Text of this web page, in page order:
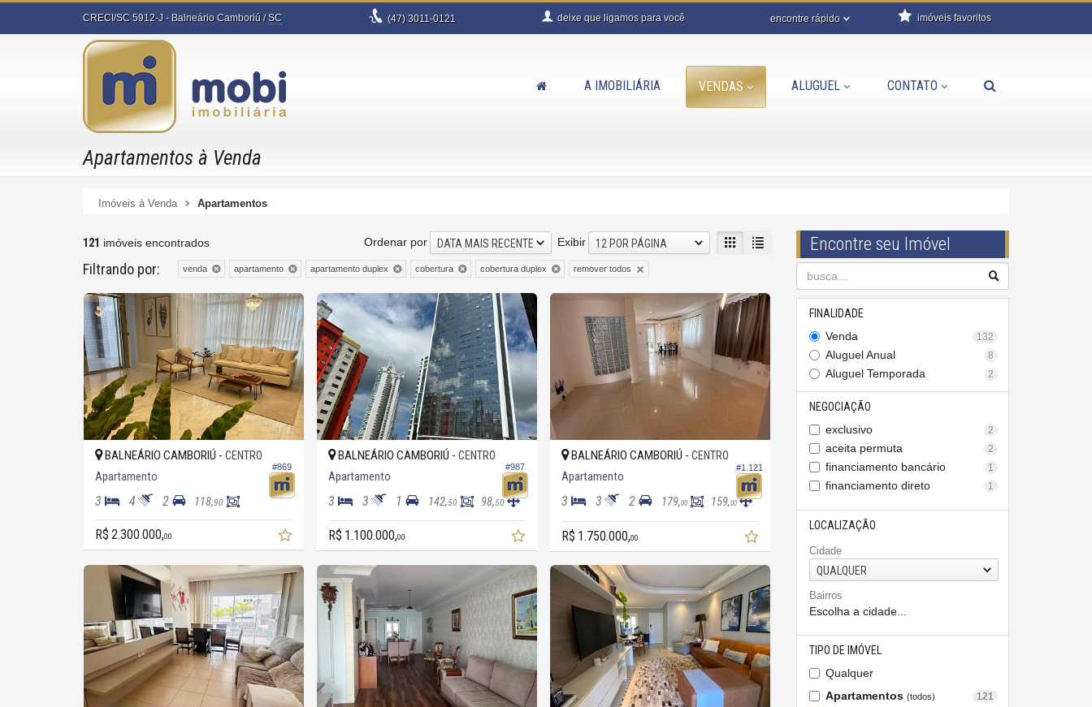
CRECI/SC 5912-J - Balneário Camboriú /SC (47)3011-0121 deixe que ligamos para você encontre rápido imóveis favoritos
A IMOBILIÁRIA VENDAS ALUGUEL CONTATO
Apartamentos à Venda
Imóveis à Venda Apartamentos
Encontre seu Imóvel
FINALIDADE
Venda
132
Aluguel Anual 8
Aluguel Temporada 2
NEGOCIAÇÃO
exclusivo
2
aceita permuta 2
financiamento bancário 1
financiamento direto 1
LOCALIZAÇÃO
Cidade
QUALQUER
Bairros
Escolha a cidade...
TIPO DE IMÓVEL
Qualquer
Apartamentos (todos) 121
121 imóveis encontrados Exibir 12 POR PÁGINA
Ordenar por DATA MAIS RECENTE
Filtrando por: venda apartamento apartamento duplex cobertura cobertura duplex remover todos
#869
BALNEÁRIO CAMBORIÚ - CENTRO
Apartamento
3 4 2 118,90
R$ 2.300.000,00
#987
BALNEÁRIO CAMBORIÚ -CENTRO
Apartamento
3 3 1 142,50 98,50
R$ 1.100.000,00
#1.121
BALNEÁRIO CAMBORIÚ -CENTRO
Apartamento
3 3 2 179,00 159,00
R$ 1.750.000,00